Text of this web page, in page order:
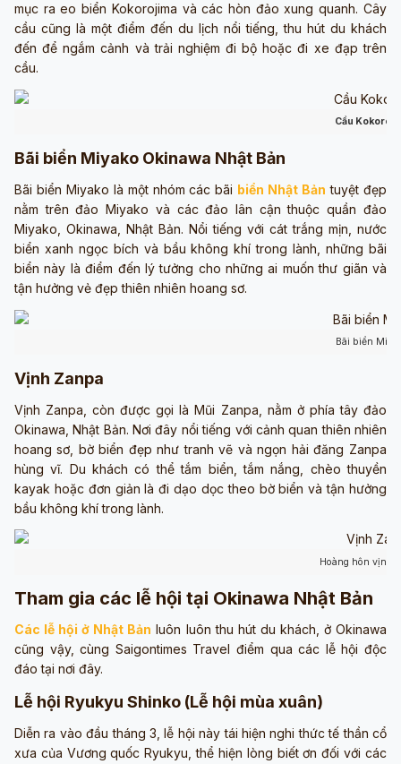
mục ra eo biển Kokorojima và các hòn đảo xung quanh. Cây
cầu cũng là một điểm đến du lịch nổi tiếng, thu hút du khách
đến để ngắm cảnh và trải nghiệm đi bộ hoặc đi xe đạp trên
cầu.
Cầu
Bãi biển Miyako Okinawa Nhật Bản
Bãi biển Miyako là một nhóm các bãi biển Nhật Bản tuyệt đẹp
nằm trên đảo Miyako và các đảo lân cận thuộc quần đảo
Miyako, Okinawa, Nhật Bản. Nổi tiếng với cát trắng mịn, nước
biển xanh ngọc bích và bầu không khí trong lành, những bãi
biển này là điểm đến lý tưởng cho những ai muốn thư giãn và
tận hưởng vẻ đẹp thiên nhiên hoang sơ.
Bãi biển
Vịnh Zanpa
Vịnh Zanpa, còn được gọi là Mũi Zanpa, nằm ở phía tây đảo
Okinawa, Nhật Bản. Nơi đây nổi tiếng với cảnh quan thiên nhiên
hoang sơ, bờ biển đẹp như tranh vẽ và ngọn hải đăng Zanpa
hùng vĩ. Du khách có thể tắm biển, tắm nắng, chèo thuyền
kayak hoặc đơn giản là đi dạo dọc theo bờ biển và tận hưởng
bầu không khí trong lành.
Hoàng hôn vịnh
Tham gia các lễ hội tại Okinawa Nhật Bản
Các lễ hội ở Nhật Bản luôn luôn thu hút du khách, ở Okinawa
cũng vậy, cùng Saigontimes Travel điểm qua các lễ hội độc
đáo tại nơi đây.
Lễ hội Ryukyu Shinko (Lễ hội mùa xuân)
Diễn ra vào đầu tháng 3, lễ hội này tái hiện nghi thức tế thần cổ
xưa của Vương quốc Ryukyu, thể hiện lòng biết ơn đối với các